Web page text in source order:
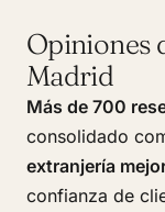
Opiniones
Madrid
Más de 700
consolidado
extranjería
confianza de